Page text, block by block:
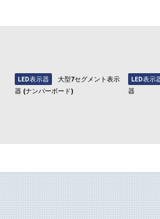
LED表示器
大型7セグメント表示
器 (ナンバーボード)
LED表示
器